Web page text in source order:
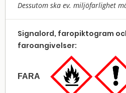
Dessutom ska ev. miljöfarlighet
Signalord, faropiktogram
faroangivelser:
FARA